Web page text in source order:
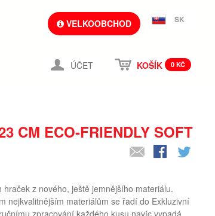
VELKOOBCHOD SK
ÚČET KOŠÍK 0 KČ
CM ECO-FRIENDLY SOFT
z nového, ještě jemnějšího materiálu.
nejkvalitnějším materiálům se řadí do Exkluzivní
zpracování každého kusu navíc vypadá